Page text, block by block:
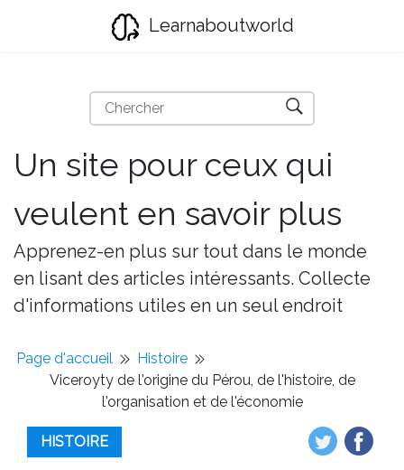
Learnaboutworld
Un site pour ceux qui
veulent en savoir plus
Apprenez-en plus sur tout dans le monde
en lisant des articles intéressants. Collecte
d'informations utiles en un seul endroit
Page d'accueil
Histoire
Viceroyty de l'origine du Pérou, de l'histoire, de
l'organisation et de l'économie
HISTOIRE